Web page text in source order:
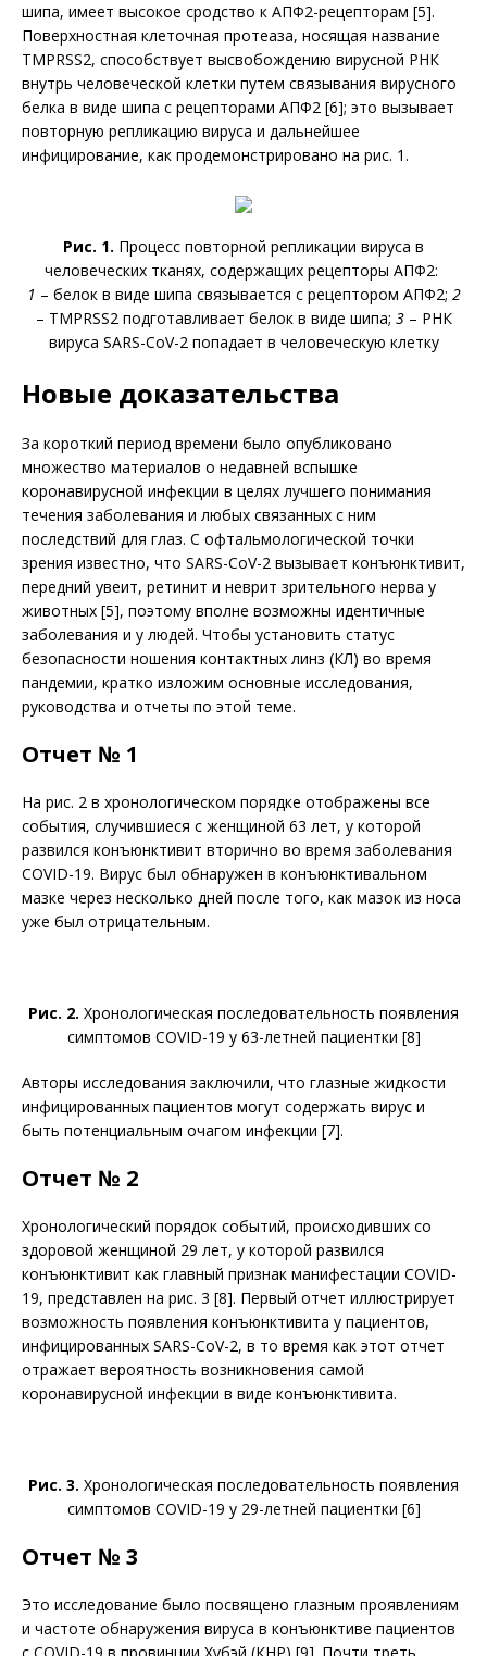
шипа, имеет высокое сродство к АПФ2-рецепторам [5].
Поверхностная клеточная протеаза, носящая название
TMPRSS2, способствует вы­свобождению вирусной РНК
внутрь человеческой клетки путем связывания вирусного
белка в виде шипа с рецепторами АПФ2 [6]; это вызывает
повторную репликацию вируса и дальнейшее
инфицирование, как продемонстрировано на рис. 1.
Рис. 1. Процесс повторной репликации вируса в
человеческих тканях, содержащих рецепторы АПФ2:
1 – белок в виде шипа связывается с рецептором АПФ2; 2
– TMPRSS2 подготавливает белок в виде шипа; 3– РНК
вируса SARS-CoV-2 попадает в человеческую клетку
Новые доказательства
За короткий период времени было опубликовано
множество материалов о недавней вспышке
коронавирусной инфекции в целях лучшего понимания
течения заболевания и любых связанных с ним
последствий для глаз. С офтальмологической точки
зрения известно, что SARS-CoV-2 вызывает конъюнктивит,
передний увеит, ретинит и неврит зрительного нерва у
животных [5], поэтому вполне возможны идентичные
заболевания и у людей. Чтобы установить статус
безопасности ношения контактных линз (КЛ) во время
пандемии, кратко изложим основные исследования,
руководства и отчеты по этой теме.
Отчет № 1
На рис. 2 в хронологическом порядке отображены все
события, случившиеся с женщиной 63 лет, у которой
развился конъюнктивит вторично во время заболевания
COVID-19. Вирус был обнаружен в конъюнк­тивальном
мазке через несколько дней после того, как мазок из носа
уже был отрицательным.
Рис. 2. Хронологическая последовательность появления
симптомов COVID-19 у 63-летней пациентки [8]
Авторы исследования заключили, что глазные жидкости
инфицированных пациентов могут содержать вирус и
быть потенциальным очагом инфекции [7].
Отчет № 2
Хронологический порядок событий, происходивших со
здоровой женщиной 29 лет, у которой развился
конъюнктивит как главный признак манифестации COVID-
19, представлен на рис. 3 [8]. Первый отчет иллюстрирует
возможность появления конъюнктивита у пациентов,
инфицированных SARS-CoV-2, в то время как этот отчет
отражает вероятность возникновения самой
коронавирусной инфекции в виде конъюнк­тивита.
Рис. 3. Хронологическая последовательность появления
симптомов COVID-19 у 29-летней пациентки [6]
Отчет № 3
Это исследование было посвящено глазным проявлениям
и частоте обнаружения вируса в конъюнктиве пациентов